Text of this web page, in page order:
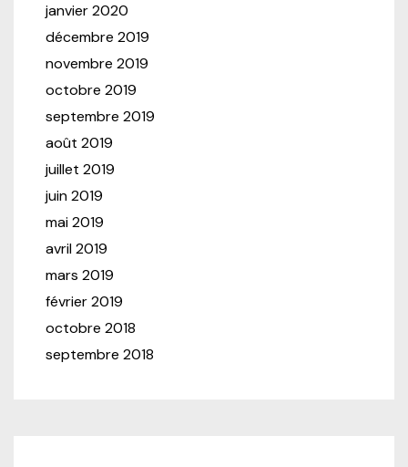
janvier 2020
décembre 2019
novembre 2019
octobre 2019
septembre 2019
août 2019
juillet 2019
juin 2019
mai 2019
avril 2019
mars 2019
février 2019
octobre 2018
septembre 2018